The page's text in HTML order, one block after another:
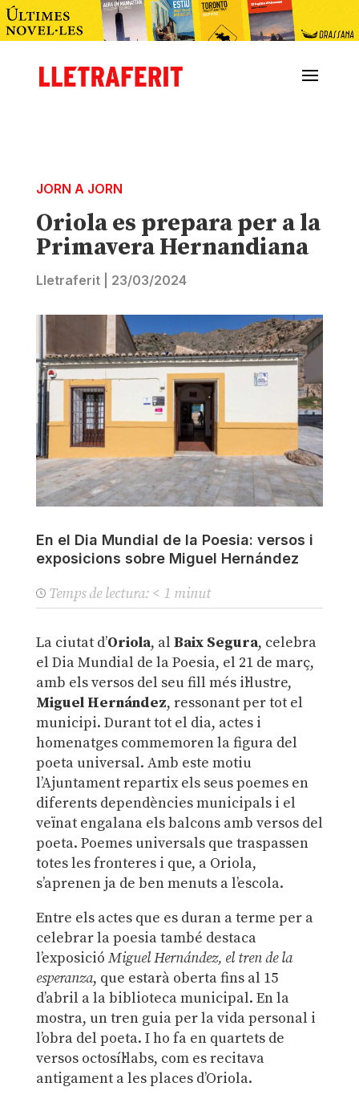
JORN A JORN
Oriola es prepara per a la
Primavera Hernandiana
Lletraferit| 23/03/2024
En el Dia Mundial de la Poesia: versos i
exposicions sobre Miguel Hernández
Temps de lectura: < 1 minut
La ciutat d’Oriola, al Baix Segura, celebra
el Dia Mundial de la Poesia, el 21 de març,
amb els versos del seu fill més il·lustre,
Miguel Hernández, ressonant per tot el
municipi. Durant tot el dia, actes i
homenatges commemoren la figura del
poeta universal. Amb este motiu
l’Ajuntament repartix els seus poemes en
diferents dependències municipals i el
veïnat engalana els balcons amb versos del
poeta. Poemes universals que traspassen
totes les fronteres i que, a Oriola,
s’aprenen ja de ben menuts a l’escola.
Entre els actes que es duran a terme per a
celebrar la poesia també destaca
l’exposició Miguel Hernández, el tren de la
esperanza, que estarà oberta fins al 15
d’abril a la biblioteca municipal. En la
mostra, un tren guia per la vida personal i
l’obra del poeta. I ho fa en quartets de
versos octosíl·labs, com es recitava
antigament a les places d’Oriola.